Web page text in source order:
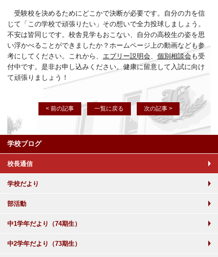
受験校を決めるためにどこかで決断が必要です。自分の力を信
じて「この学校で頑張りたい」その想いで全力投球しましょう。
不安は皆同じです。校舎見学もおこない、自分の高校生の姿を思
い浮かべることができましたか？ホームページ上の動画なども参
考にしてください。これから、 エブリー説明会 個別相談会も受
付中です。是非お申し込みください。健康に留意して入試に向け
て頑張りましょう！
< 前の記事 一覧に戻る 次の記事 >
学校ブログ
校長通信
学校だより
部活動
中1学年だより（74期生）
中2学年だより（73期生）